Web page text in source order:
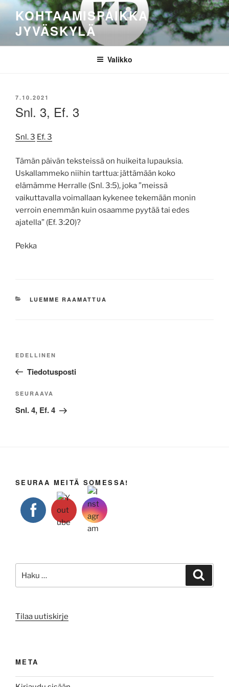
sisältöönKOHTAAMISPAIKKA
JYVÄSKYLÄ
Valikko
JULKAISTU
7.10.2021
Snl. 3, Ef. 3
Snl. 3 Ef. 3
Tämän päivän teksteissä on huikeita lupauksia.
Uskallammeko niihin tarttua: jättämään koko
elämämme Herralle (Snl. 3:5), joka ”meissä
vaikuttavalla voimallaan kykenee tekemään monin
verroin enemmän kuin osaamme pyytää tai edes
ajatella” (Ef. 3:20)?
Pekka
KATEGORIAT
LUEMME RAAMATTUA
Edellinen
artikkeli
EDELLINEN
Tiedotusposti
Seuraava
artikkeli
SEURAAVA
Snl. 4, Ef. 4
SEURAA MEITÄ SOMESSA!
Tilaa uutiskirje
META